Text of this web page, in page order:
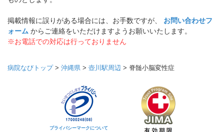
掲載情報に誤りがある場合には、お手数ですが、 お問い合わせフ
ォーム からご連絡をいただけますようお願いいたします。
※お電話での対応は行っておりません
病院なびトップ> 沖縄県 > 壺川駅周辺 > 脊髄小脳変性症
プライバシーマークについて